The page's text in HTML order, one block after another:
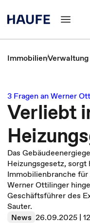
ImmobilienVerwaltung
3 Fragen an Werner
Verliebt
Das
Heizungsgesetz, sorgt
Immobilienbranche
Werner Ottilinger
Geschäftsführer des
Sauter.
News 26.09.2025 |